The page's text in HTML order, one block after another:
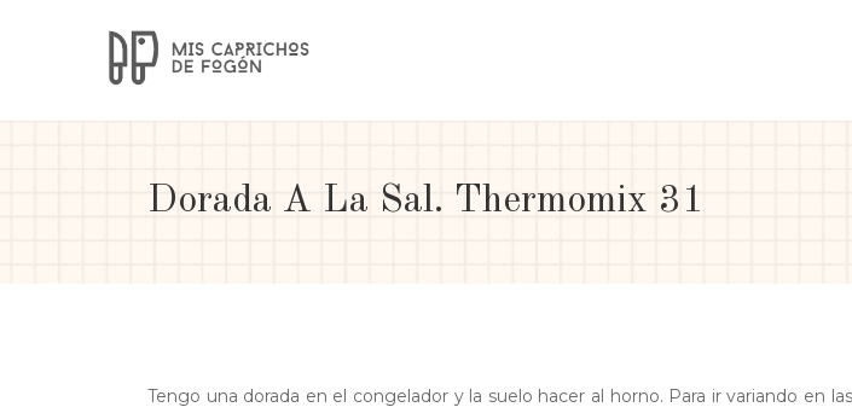
Dorada A La Sal. Thermomix 31
Tengo una dorada en el congelador y la suelo hacer al horno. Para ir variando en